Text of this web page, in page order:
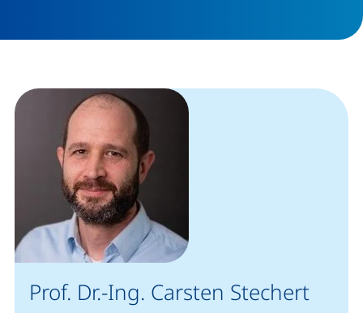
Prof. Dr.-Ing. Carsten Stechert